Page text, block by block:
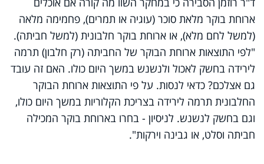
ארוחת בוקר מלאת סוכר (עוגיה או תמרים), פחמימה מלאה
(למשל לחם מלא), או ארוחת בוקר חלבונית (למשל חביתה).
"לפי התוצאות ארוחת הבוקר של החביתה (רק חלבון) תרמה
לירידה בחשק לאכול ולנשנש במשך היום כולו. האם זה עובד
גם אצלכם? כדאי לנסות. על פי התוצאות ארוחת הבוקר
החלבונית תרמה לירידה בצריכת הקלוריות במשך היום כולו,
וגם בחשק לנשנש. לניסיון - בחרו בארוחת בוקר המכילה
חביתה וסלט, או גבינה וירקות".